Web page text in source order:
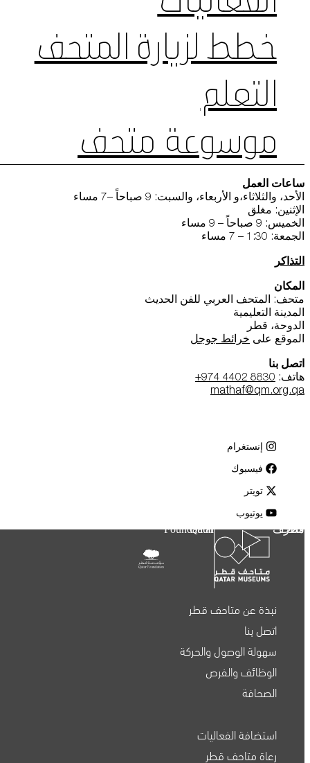
خطط لزيارة المتحف
التعلم
موسوعة متحف
ساعات العمل
الأحد، والثلاثاء،و الأربعاء، والسبت: 9 صباحاً –7 مساء
الإثنين: مغلق
الخميس: 9 صباحاً – 9 مساء
الجمعة: 1:30 – 7 مساء
التذاكر
المكان
متحف: المتحف العربي للفن الحديث
المدينة التعليمية
الدوحة، قطر
الموقع على خرائط جوجل
اتصل بنا
هاتف: +974 4402 8830
mathaf@qm.org.qa
إنستغرام
فيسبوك
تويتر
يوتيوب
متاحف قطر Qatar Foundation
نبذة عن متاحف قطر
اتصل بنا
سهولة الوصول والحركة
الوظائف والفرص
الصحافة
استضافة الفعاليات
رعاة متاحف قطر
متاحف قطر على الخريطة